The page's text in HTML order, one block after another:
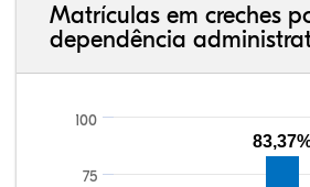
Matrículas em creches
dependência
100
75